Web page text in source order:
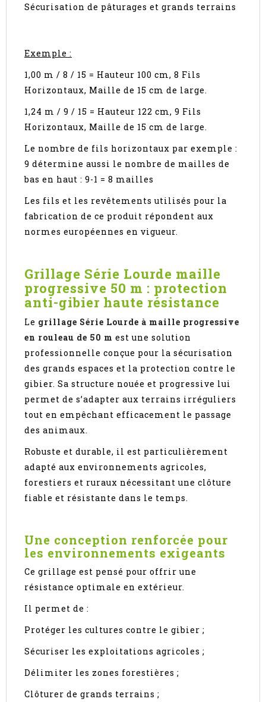
Sécurisation de pâturages et grands terrains
Exemple :
1,00 m / 8 / 15 = Hauteur 100 cm, 8 Fils
Horizontaux, Maille de 15 cm de large.
1,24 m / 9 / 15 = Hauteur 122 cm, 9 Fils
Horizontaux, Maille de 15 cm de large.
Le nombre de fils horizontaux par exemple :
9 détermine aussi le nombre de mailles de
bas en haut : 9-1 = 8 mailles
Les fils et les revêtements utilisés pour la
fabrication de ce produit répondent aux
normes européennes en vigueur.
Grillage Série Lourde maille
progressive 50 m : protection
anti-gibier haute résistance
Le grillage Série Lourde à maille progressive
en rouleau de 50 m est une solution
professionnelle conçue pour la sécurisation
des grands espaces et la protection contre le
gibier. Sa structure nouée et progressive lui
permet de s’adapter aux terrains irréguliers
tout en empêchant efficacement le passage
des animaux.
Robuste et durable, il est particulièrement
adapté aux environnements agricoles,
forestiers et ruraux nécessitant une clôture
fiable et résistante dans le temps.
Une conception renforcée pour
les environnements exigeants
Ce grillage est pensé pour offrir une
résistance optimale en extérieur.
Il permet de :
Protéger les cultures contre le gibier ;
Sécuriser les exploitations agricoles ;
Délimiter les zones forestières ;
Clôturer de grands terrains ;